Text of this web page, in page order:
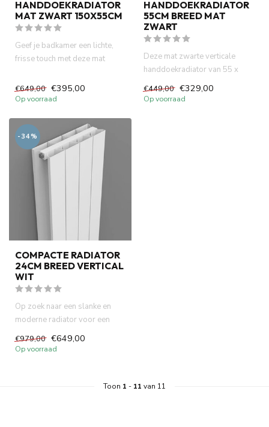
HANDDOEKRADIATOR
MAT ZWART 150X55CM
Geef je badkamer een lichte,
frisse touch met deze mat
€649,00 €395,00
Op voorraad
HANDDOEKRADIATOR
55CM BREED MAT
ZWART
Deze mat zwarte verticale
handdoekradiator van 55 x
120 cm combineert modern
des...
€449,00 €329,00
Op voorraad
-34%
COMPACTE RADIATOR
24CM BREED VERTICAL
WIT
Op zoek naar een slanke en
moderne radiator voor een
kleine badkamer of smalle r...
€979,00 €649,00
Op voorraad
Toon 1 - 11 van 11